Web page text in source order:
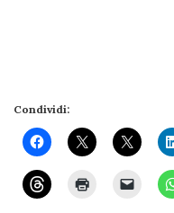
Condividi: